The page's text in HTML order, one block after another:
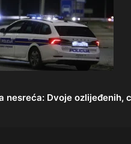
nesreća: Dvoje ozlijeđenih,